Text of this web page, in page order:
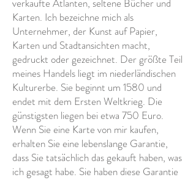
verkaufte Atlanten, seltene Bücher und
Karten. Ich bezeichne mich als
Unternehmer, der Kunst auf Papier,
Karten und Stadtansichten macht,
gedruckt oder gezeichnet. Der größte Teil
meines Handels liegt im niederländischen
Kulturerbe. Sie beginnt um 1580 und
endet mit dem Ersten Weltkrieg. Die
günstigsten liegen bei etwa 750 Euro.
Wenn Sie eine Karte von mir kaufen,
erhalten Sie eine lebenslange Garantie,
dass Sie tatsächlich das gekauft haben, was
ich gesagt habe. Sie haben diese Garantie